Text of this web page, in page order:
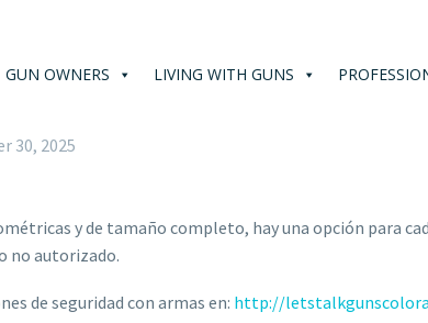
GUN OWNERS LIVING WITH GUNS
30, 2025
y de tamaño completo, hay una opción para
no autorizado.
de seguridad con armas en: http://